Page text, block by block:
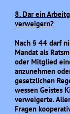
8. Dar ein
verweigern?
Nach § 44 darf
Mandat als
oder Mitglied
anzunehmen
gesetzlichen
wessen Geistes
verweigerte.
Fragen